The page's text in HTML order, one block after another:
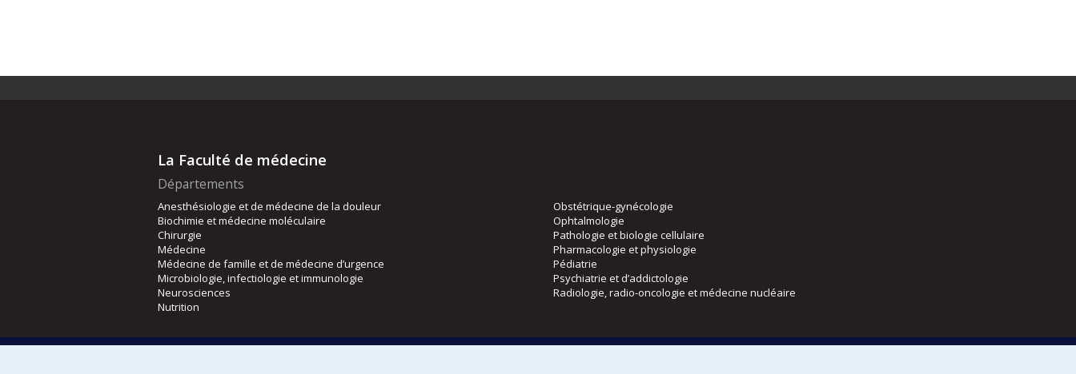
La Faculté de médecine
Départements
Anesthésiologie et de médecine de la douleur
Biochimie et médecine moléculaire
Chirurgie
Médecine
Médecine de famille et de médecine d’urgence
Microbiologie, infectiologie et immunologie
Neurosciences
Nutrition
Obstétrique-gynécologie
Ophtalmologie
Pathologie et biologie cellulaire
Pharmacologie et physiologie
Pédiatrie
Psychiatrie et d’addictologie
Radiologie, radio-oncologie et médecine nucléaire
Écoles Directions